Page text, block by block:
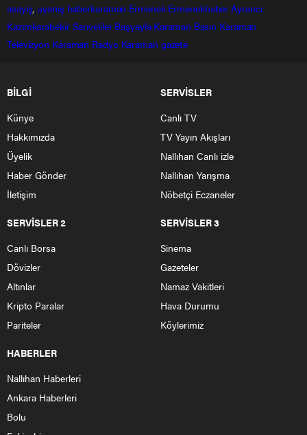
asayiş, uyanış haberkaraman Ermenek Ermenekhaber Ayrancı
Kazımkarabekir Sarıveliler Başyayla Karaman Basın Karaman
Televizyon Karaman Radyo Karaman gazete
BİLGİ
Künye
Hakkımızda
Üyelik
Haber Gönder
İletişim
SERVİSLER
Canlı TV
TV Yayın Akışları
Nallıhan Canlı izle
Nallıhan Yarışma
Nöbetçi Eczaneler
SERVİSLER 2
Canlı Borsa
Dövizler
Altınlar
Kripto Paralar
Pariteler
SERVİSLER 3
Sinema
Gazeteler
Namaz Vakitleri
Hava Durumu
Köylerimiz
HABERLER
Nallıhan Haberleri
Ankara Haberleri
Bolu